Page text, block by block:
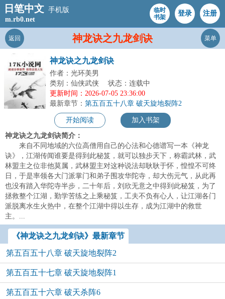
日笔中文 手机版
m.rb0.net
临时
书架
登录 注册
神龙诀之九龙剑诀
返回 菜单
神龙诀之九龙剑诀
作者：光环美男
类别：仙侠武侠
状态：连载中
更新时间：2026-07-05 23:36:00
最新章节： 第五百五十八章 破天旋地裂阵2
开始阅读 加入书架
神龙诀之九龙剑诀简介：
来自不同地域的六位高僧用自己的心法和心德谱写一本《神龙
诀》，江湖传闻谁要是得到此秘笈，就可以独步天下，称霸武林，武
林盟主之位非他莫属，武林盟主对这种说法却耿耿于怀，惶惶不可终
日，于是率领各大门派掌门和弟子围攻华陀寺，却大伤元气，从此再
也没有踏入华陀寺半步，二十年后，刘欣无意之中得到此秘笈，为了
拯救整个江湖，勤学苦练之上乘秘笈，工夫不负有心人，让江湖各门
派脱离水生火热中，在整个江湖中得以生存，成为江湖中的救世
主。...
《神龙诀之九龙剑诀》最新章节
第五百五十八章 破天旋地裂阵2
第五百五十七章 破天旋地裂阵1
第五百五十六章 破天杀阵6